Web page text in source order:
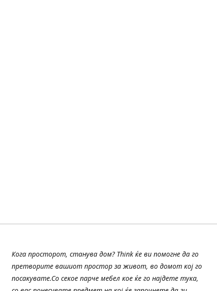
Кога просторот, станува дом? Think ќе ви помогне да го
претворите вашиот простор за живот, во домот кој го
посакувате.Со секое парче мебел кое ќе го најдете тука,